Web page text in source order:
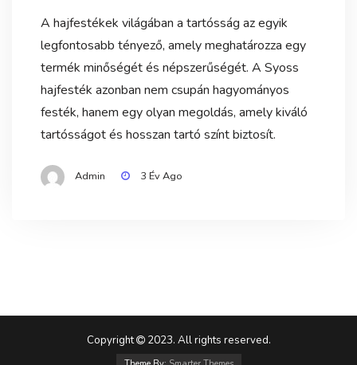
A hajfestékek világában a tartósság az egyik
legfontosabb tényező, amely meghatározza egy
termék minőségét és népszerűségét. A Syoss
hajfesték azonban nem csupán hagyományos
festék, hanem egy olyan megoldás, amely kiváló
tartósságot és hosszan tartó színt biztosít.
Admin 3 Év Ago
Copyright 2023. All rights reserved.